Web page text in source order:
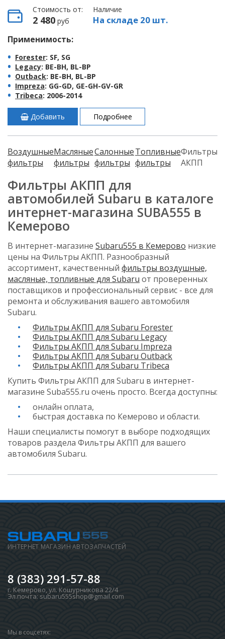
Стоимость от:
2 480 руб
Наличие
На складе 20 шт.
Применимость:
Forester: SF, SG
Legacy: BE-BH, BL-BP
Outback: BE-BH, BL-BP
Impreza: GG-GD, GE-GH-GV-GR
Tribeca: 2006-2014
Добавить Подробнее
Воздушные
фильтры
Масляные
фильтры
Салонные
фильтры
Топливные
фильтры
Фильтры
АКПП
Фильтры АКПП для
автомобилей Subaru в каталоге
интернет-магазина SUBA555 в
Кемерово
В интернет-магазине Subaru555 в Кемерово низкие
цены на Фильтры АКПП. Разнообразный
ассортимент, качественный фильтры воздушные,
масляные, топливные для Subaru от проверенных
поставщиков и профессиональный сервис - все для
ремонта и обслуживания вашего автомобиля
Subaru.
Фильтры АКПП для Subaru Forester
Фильтры АКПП для Subaru Legacy
Фильтры АКПП для Subaru Impreza
Фильтры АКПП для Subaru Outback
Фильтры АКПП для Subaru Tribeca
Купить Фильтры АКПП для Subaru в интернет-
магазине Suba555.ru очень просто. Всегда доступны:
онлайн оплата,
быстрая доставка по Кемерово и области.
Наши специалисты помогут в выборе подходящих
товаров раздела Фильтры АКПП для вашего
автомобиля Subaru.
ИНТЕРНЕТ МАГАЗИН АВТОЗАПЧАСТЕЙ
8 (383) 291-57-88
г. Кемерово,ул. Кошурникова 22/4
Эл.почта: subaru555shop@gmail.com
Мы в соцсетях: